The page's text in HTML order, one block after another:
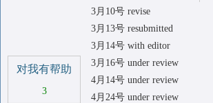
对我有帮助
3
3月10号 revise
3月13号 resubmitted
3月14号 with editor
3月16号 under review
4月14号 under review
4月24号 under review